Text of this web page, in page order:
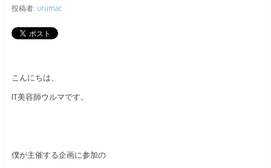
投稿者: urumac
こんにちは、
IT美容師ウルマです。
僕が主催する企画に参加の